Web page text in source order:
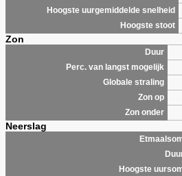
Hoogste uurgemiddelde snelheid
Hoogste stoot
Zon
Duur
Perc. van langst mogelijk
Globale straling
Zon op
Zon onder
Neerslag
Hoogste